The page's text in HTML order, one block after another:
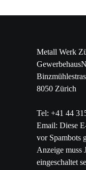
Metall Werk
8050 Zürich
Tel: +41 44
Email: Diese
vor Spambots
Anzeige muss
eingeschaltet